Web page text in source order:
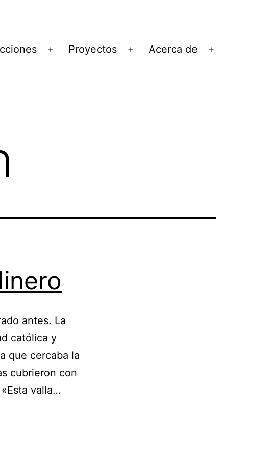
Abrir
Proyectos
Abrir
Acerca de
antes. La
católica y
que cercaba la
cubrieron con
valla…